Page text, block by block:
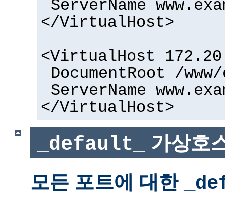
ServerName
</VirtualHost>
<VirtualHost
DocumentRoot /
ServerName
</VirtualHost>
_default_ 가상호
모든 포트에 대한